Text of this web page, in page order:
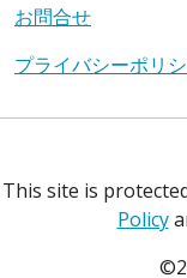
お問合せ
プライバシーポリ
This site is
Policy